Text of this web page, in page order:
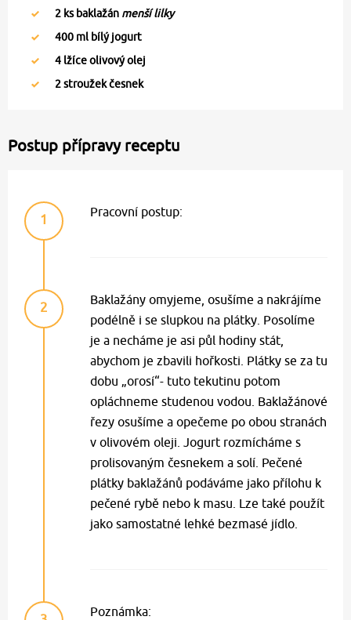
2 ks baklažán menší lilky
400 ml bílý jogurt
4 lžíce olivový olej
2stroužek česnek
Postup přípravy receptu
1 Pracovní postup:
2
Baklažány omyjeme, osušíme a nakrájíme
podélně i se slupkou na plátky. Posolíme
je a necháme je asi půl hodiny stát,
abychom je zbavili hořkosti. Plátky se za tu
dobu „orosí“- tuto tekutinu potom
opláchneme studenou vodou. Baklažánové
řezy osušíme a opečeme po obou stranách
v olivovém oleji. Jogurt rozmícháme s
prolisovaným česnekem a solí. Pečené
plátky baklažánů podáváme jako přílohu k
pečené rybě nebo k masu. Lze také použít
jako samostatné lehké bezmasé jídlo.
Poznámka: